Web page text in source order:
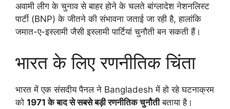
अवामी लीग के चुनाव से बाहर होने के चलते बांग्लादेश नेशनलिस्ट
पार्टी (BNP) के जीतने की संभावना जताई जा रही है, हालांकि
जमात-ए-इस्लामी जैसी इस्लामी पार्टियां चुनौती बन सकती हैं।
भारत के लिए रणनीतिक चिंता
भारत में एक संसदीय पैनल ने Bangladesh में हो रहे घटनाक्रम
को 1971 के बाद से सबसे बड़ी रणनीतिक चुनौतीबताया है।